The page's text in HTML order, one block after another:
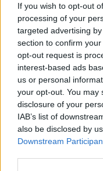
If you wish to opt-out
processing of your
targeted advertising
section to confirm
opt-out request is
interest-based ads
us or personal
your opt-out. You may
disclosure of your
IAB’s list of
also be disclosed by
Downstream
conceda el 100% del
importe concedido
de la comunidad del
pues eso —se
en una orden firme
consecuencia
entiende que no se
representa el 14% de
garantizado.
Para el Grupo, “son